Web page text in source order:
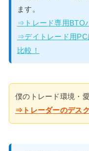
ます。
⇒トレード専用BTO
⇒デイトレード用PC
比較！
僕のトレード環境・
⇒トレーダーのデス